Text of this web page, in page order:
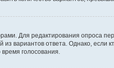
Для редактирования опроса
вариантов ответа. Однако,
голосования.